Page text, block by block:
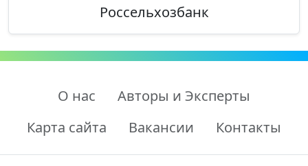
Россельхозбанк
О нас
Авторы и Эксперты
Карта сайта
Вакансии Контакты